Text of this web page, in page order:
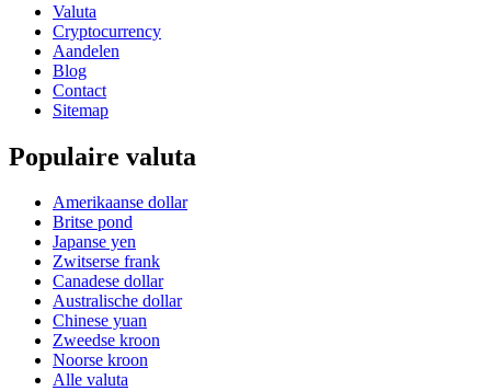
Valuta
Cryptocurrency
Aandelen
Blog
Contact
Sitemap
Populaire valuta
Amerikaanse dollar
Britse pond
Japanse yen
Zwitserse frank
Canadese dollar
Australische dollar
Chinese yuan
Zweedse kroon
Noorse kroon
Alle valuta